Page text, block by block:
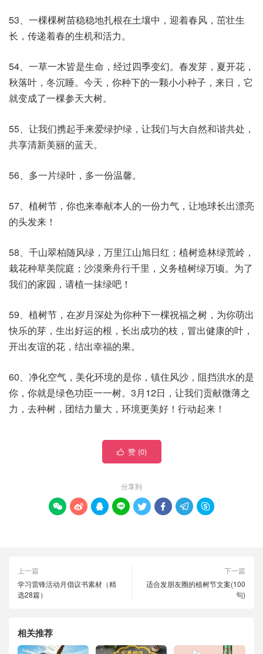
53、一棵棵树苗稳稳地扎根在土壤中，迎着春风，茁壮生
长，传递着春的生机和活力。
54、一草一木皆是生命，经过四季变幻。春发芽，夏开花，
秋落叶，冬沉睡。今天，你种下的一颗小小种子，来日，它
就变成了一棵参天大树。
55、让我们携起手来爱绿护绿，让我们与大自然和谐共处，
共享清新美丽的蓝天。
56、多一片绿叶，多一份温馨。
57、植树节，你也来奉献本人的一份力气，让地球长出漂亮
的头发来！
58、千山翠柏随风绿，万里江山旭日红；植树造林绿荒岭，
栽花种草美院庭；沙漠乘舟行千里，义务植树绿万顷。为了
我们的家园，请植一抹绿吧！
59、植树节，在岁月深处为你种下一棵祝福之树，为你萌出
快乐的芽，生出好运的根，长出成功的枝，冒出健康的叶，
开出友谊的花，结出幸福的果。
60、净化空气，美化环境的是你，镇住风沙，阻挡洪水的是
你，你就是绿色功臣一一树。3月12日，让我们贡献微薄之
力，去种树，团结力量大，环境更美好！行动起来！
 赞 (0)
分享到
       
上一篇
学习雷锋活动月倡议书素材（精
选28篇）
下一篇
适合发朋友圈的植树节文案(100
句)
相关推荐